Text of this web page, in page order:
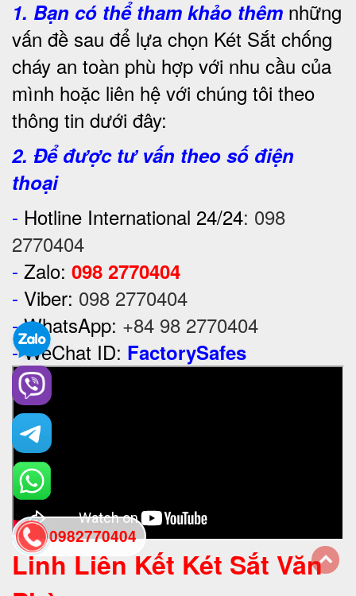
1. Bạn có thể tham khảo thêm những
vấn đề sau để lựa chọn Két Sắt chống
cháy an toàn phù hợp với nhu cầu của
mình hoặc liên hệ với chúng tôi theo
thông tin dưới đây:
2. Để được tư vấn theo số điện
thoại
- Hotline International 24/24: 098
2770404
- Zalo: 098 2770404
- Viber: 098 2770404
- WhatsApp: +84 98 2770404
- WeChat ID: FactorySafes
Linh Liên Kết Két Sắt Văn
0982770404